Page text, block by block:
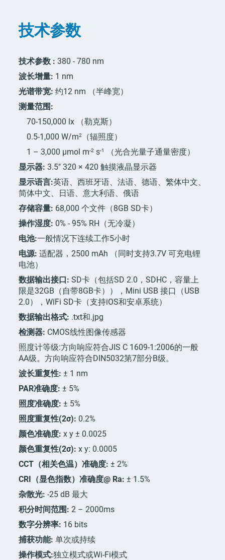
技术参数
技术参数 : 380 - 780 nm
波长增量: 1 nm
光谱带宽: 约12 nm （半峰宽）
测量范围:
70-150,000 lx （勒克斯）
0.5-1,000 W/m2
（辐照度）
1 – 3,000 μmol m-2 s-1
（光合光量子通量密度）
显示器: 3.5" 320 × 420 触摸液晶显示器
显示语言:英语、西班牙语、法语、德语、繁体中文、
简体中文、日语、意大利语、俄语
存储容量: 68,000 个文件（8GB SD卡）
操作湿度: 0% - 95% RH（无冷凝）
电池:一般情况下连续工作5小时
电源: 适配器，2500 mAh （同时支持3.7V 可充电锂
电池）
数据输出接口: SD卡（包括SD 2.0，SDHC，容量上
限是32GB（自带8GB卡）），Mini USB 接口（USB
2.0），WiFi SD卡（支持iOS和安卓系统）
数据输出格式: .txt和.jpg
检测器: CMOS线性图像传感器
照度计等级:方向响应符合JIS C 1609-1:2006的一般
AA级。方向响应符合DIN5032第7部分B级。
波长重复性: ± 1 nm
PAR准确度: ± 5%
照度准确度: ± 5%
照度重复性(2σ): 0.2%
颜色准确度: x y ± 0.0025
颜色重复性(2σ): x y: 0.0005
CCT（相关色温）准确度: ± 2%
CRI（显色指数）准确度@ Ra: ± 1.5%
杂散光: -25 dB 最大
积分时间范围: 2 – 2000ms
数字分辨率: 16 bits
捕获功能: 单次或持续
操作模式:独立模式或Wi-Fi模式